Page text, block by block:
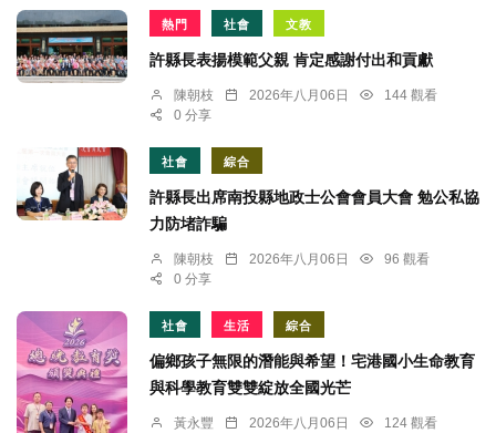
熱門 社會 文教
許縣長表揚模範父親 肯定感謝付出和貢獻
陳朝枝 2026年八月06日
144 觀看
0 分享
社會 綜合
許縣長出席南投縣地政士公會會員大會 勉公私協
力防堵詐騙
陳朝枝 2026年八月06日
96 觀看
0 分享
社會 生活 綜合
偏鄉孩子無限的潛能與希望！宅港國小生命教育
與科學教育雙雙綻放全國光芒
黃永豐 2026年八月06日
124 觀看